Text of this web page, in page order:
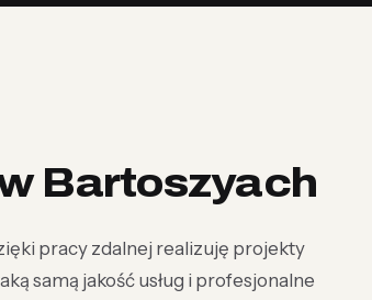
Bartoszyach
pracy zdalnej realizuję projekty
samą jakość usług i profesjonalne